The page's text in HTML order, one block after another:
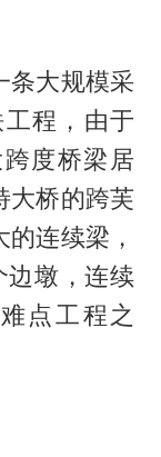
条大规模采
程，由于
度桥梁居
大桥的跨芙
连续梁，
边墩，连续
点工程之